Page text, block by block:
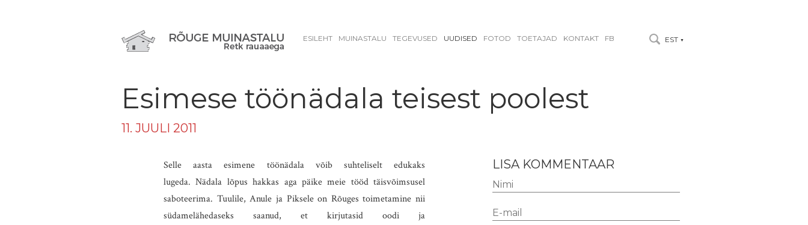
ESILEHT MUINASTALU TEGEVUSED UUDISED FOTOD TOETAJAD KONTAKT FB EST ▼
Esimese töönädala teisest poolest
11. JUULI 2011
Selle aasta esimene töönädala võib suhteliselt edukaks
lugeda. Nädala lõpus hakkas aga päike meie tööd täisvõimsusel
saboteerima. Tuulile, Anule ja Piksele on Rõuges toimetamine nii
südamelähedaseks saanud, et kirjutasid oodi ja
LISA KOMMENTAAR